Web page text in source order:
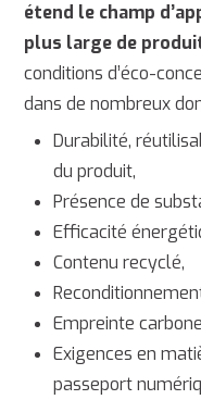
étend le champ
plus large de
conditions d’éco-
dans de nombreux
Durabilité,
du produit,
Présence de
Efficacité
Contenu recyclé,
Empreinte
Exigences en
passeport